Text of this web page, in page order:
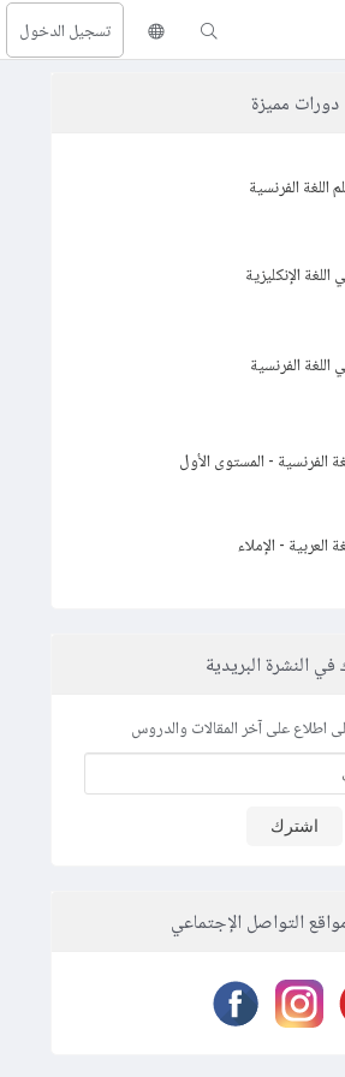
تسجيل الدخول
دورات مميزة
اللغة الفرنسية
اللغة الإنكليزية
اللغة الفرنسية
الفرنسية - المستوى الأول
العربية - الإملاء
في النشرة البريدية
اطلاع على آخر المقالات والدروس
اشترك
التواصل الإجتماعي